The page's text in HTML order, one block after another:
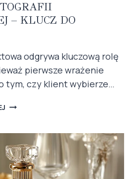
– KLUCZ DO
odgrywa kluczową rolę
pierwsze wrażenie
tym, czy klient wybierze…
RETUSZ
PRODUKTOWEJ
–
KLUCZ
DO